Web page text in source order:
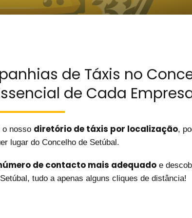
de Táxis no
de Cada
o nosso diretório de táxis por localização,
lugar do Concelho de Setúbal.
de contacto mais adequado e
tudo a apenas alguns cliques de distância!